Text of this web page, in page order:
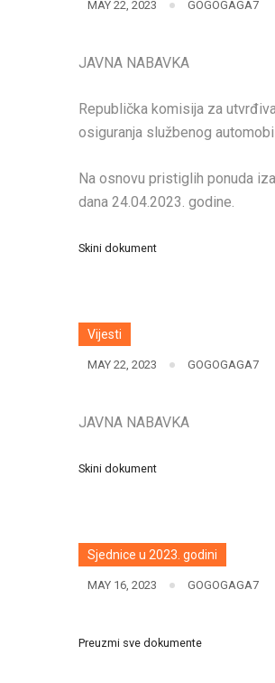
MAY 22, 2023 GOGOGAGA7
JAVNA NABAVKA
Republička komisija za
osiguranja službenog
Na osnovu pristiglih ponuda
dana 24.04.2023. godine.
Skini dokument
Vijesti
MAY 22, 2023 GOGOGAGA7
JAVNA NABAVKA
Skini dokument
Sjednice u 2023. godini
MAY 16, 2023 GOGOGAGA7
Preuzmi sve dokumente